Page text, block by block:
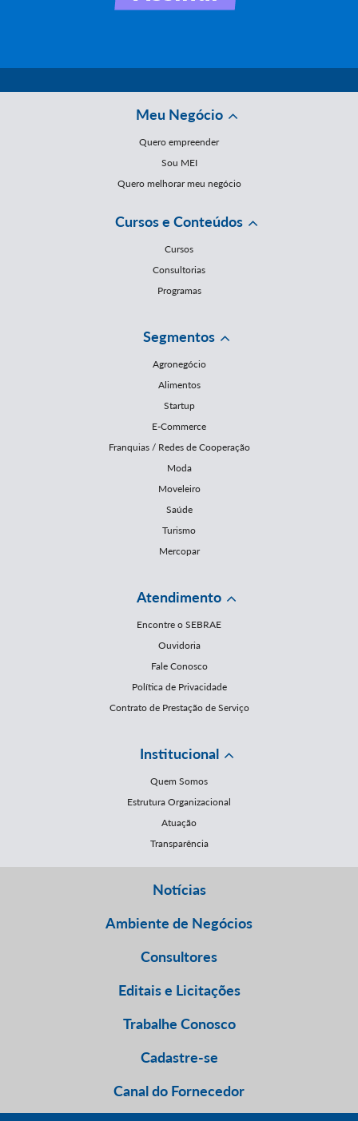
Meu Negócio
Quero empreender
Sou MEI
Quero melhorar meu negócio
Cursos e Conteúdos
Cursos
Consultorias
Programas
Segmentos
Agronegócio
Alimentos
Startup
E-Commerce
Franquias / Redes de Cooperação
Moda
Moveleiro
Saúde
Turismo
Mercopar
Atendimento
Encontre o SEBRAE
Ouvidoria
Fale Conosco
Política de Privacidade
Contrato de Prestação de Serviço
Institucional
Quem Somos
Estrutura Organizacional
Atuação
Transparência
Notícias
Ambiente de Negócios
Consultores
Editais e Licitações
Trabalhe Conosco
Cadastre-se
Canal do Fornecedor